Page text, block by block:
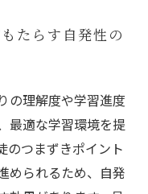
たらす自発性の
の理解度や学習進度
最適な学習環境を提
のつまずきポイント
められるため、自発